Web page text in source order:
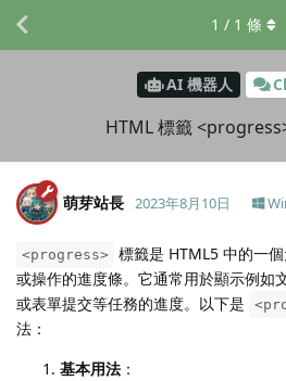
AI 機器人
HTML 標籤
1 / 1 條
萌芽站長 2023年8月10日
<progress>
標籤是 HTML5 中的一
或操作的進度條。它通常用於顯示例如
或表單提交等任務的進度。以下是
法：
基本用法 ：